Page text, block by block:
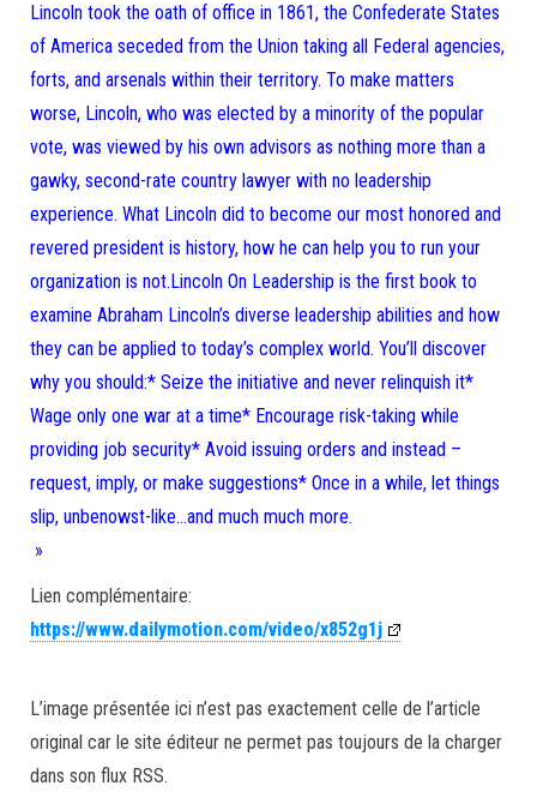
Lincoln took the oath of office in 1861, the Confederate States
of America seceded from the Union taking all Federal agencies,
forts, and arsenals within their territory. To make matters
worse, Lincoln, who was elected by a minority of the popular
vote, was viewed by his own advisors as nothing more than a
gawky, second-rate country lawyer with no leadership
experience. What Lincoln did to become our most honored and
revered president is history, how he can help you to run your
organization is not.Lincoln On Leadership is the first book to
examine Abraham Lincoln’s diverse leadership abilities and how
they can be applied to today’s complex world. You’ll discover
why you should:* Seize the initiative and never relinquish it*
Wage only one war at a time* Encourage risk-taking while
providing job security* Avoid issuing orders and instead –
request, imply, or make suggestions* Once in a while, let things
slip, unbenowst-like…and much much more.
»
Lien complémentaire:
https://www.dailymotion.com/video/x852g1j
L’image présentée ici n’est pas exactement celle de l’article
original car le site éditeur ne permet pas toujours de la charger
dans son flux RSS.